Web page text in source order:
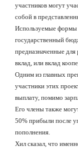
участников могут
собой в
Используемые формы
государственный
предназначенные
вклад, или вклад
Одним из главных
участники этих
выплату, помимо
Его члены также
50% прибыли после
пополнения.
Хил сказал, что